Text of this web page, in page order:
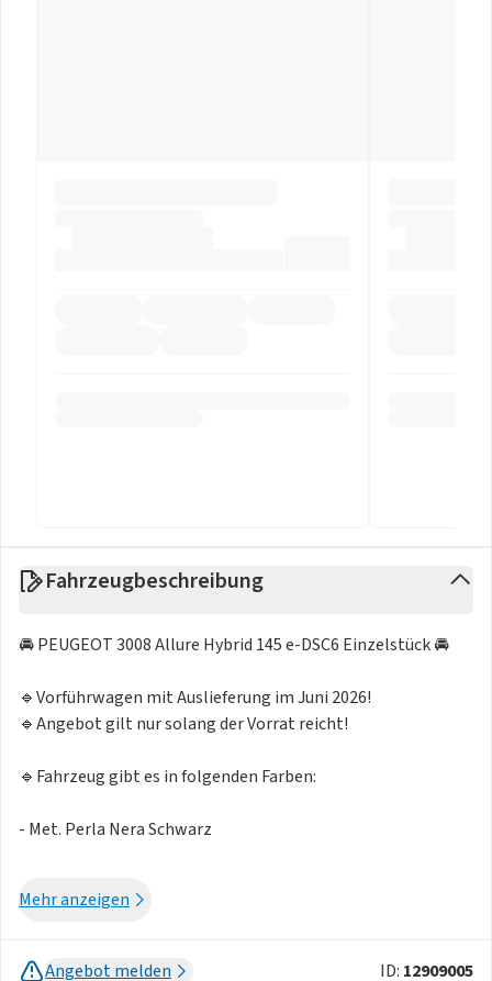
Fahrzeugbeschreibung
🚘 PEUGEOT 3008 Allure Hybrid 145 e-DSC6 Einzelstück 🚘
🔹Vorführwagen mit Auslieferung im Juni 2026!
🔹Angebot gilt nur solang der Vorrat reicht!
🔹Fahrzeug gibt es in folgenden Farben:
- Met. Perla Nera Schwarz
mit innovativer Hybridtechnik, modernem Design und
145 e-DSC6 überzeugt durch Effizienz, Komfort und ein
Mehr anzeigen
Angebot melden ID: 12909005